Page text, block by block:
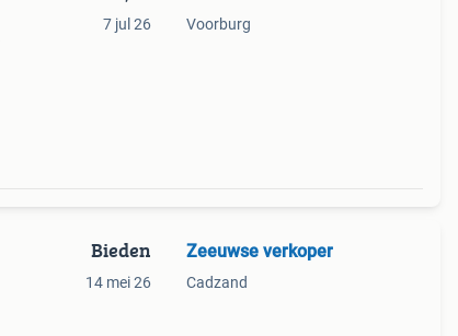
7 jul 26 Voorburg
Bieden
14 mei 26
Zeeuwse verkoper
Cadzand